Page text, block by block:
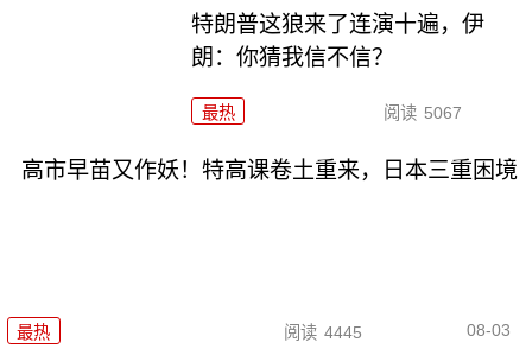
特朗普这狼来了连演十遍，伊
朗：你猜我信不信？
最热 阅读 5067
高市早苗又作妖！特高课卷土重来，日本三重困境
最热 阅读 4445 08-03